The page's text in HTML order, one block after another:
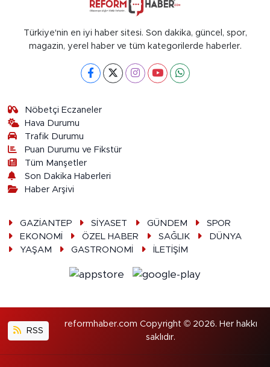
Türkiye'nin en iyi haber sitesi. Son dakika, güncel, spor,
magazin, yerel haber ve tüm kategorilerde haberler.
Nöbetçi Eczaneler
Hava Durumu
Trafik Durumu
Puan Durumu ve Fikstür
Tüm Manşetler
Son Dakika Haberleri
Haber Arşivi
GAZİANTEP SİYASET GÜNDEM
SPOR
EKONOMİ
ÖZEL HABER SAĞLIK
DÜNYA
YAŞAM
GASTRONOMİ İLETİŞİM
RSS
reformhaber.com Copyright © 2026. Her hakkı
saklıdır.